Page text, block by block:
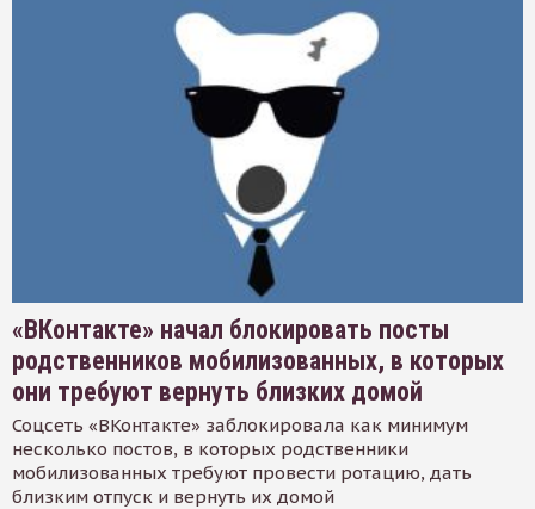
«ВКонтакте» начал блокировать посты
родственников мобилизованных, в которых
они требуют вернуть близких домой
Соцсеть «ВКонтакте» заблокировала как минимум
несколько постов, в которых родственники
мобилизованных требуют провести ротацию, дать
близким отпуск и вернуть их домой